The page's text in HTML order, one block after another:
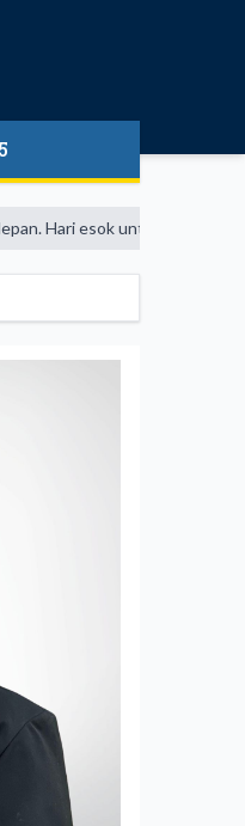
esok untuk orang-orang yang